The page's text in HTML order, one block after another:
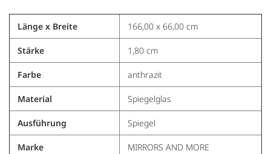
Länge x Breite 166,00 x 66,00 cm
Stärke 1,80 cm
Farbe anthrazit
Material Spiegelglas
Ausführung Spiegel
Marke MIRRORS AND MORE